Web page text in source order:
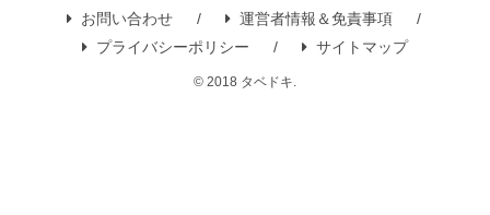
お問い合わせ
運営者情報＆免責事項
プライバシーポリシー
サイトマップ
© 2018 タベドキ.